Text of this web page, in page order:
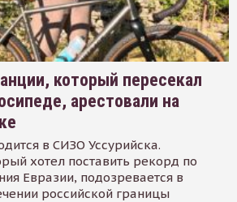
который пересекал
арестовали на
в СИЗО Уссурийска.
хотел поставить рекорд по
Евразии, подозревается в
российской границы